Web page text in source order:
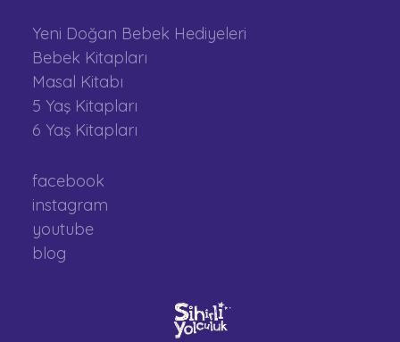
Yeni Doğan Bebek Hediyeleri
Bebek Kitapları
Masal Kitabı
5 Yaş Kitapları
6 Yaş Kitapları
facebook
instagram
youtube
blog